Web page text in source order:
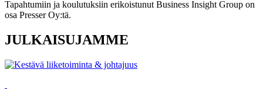
Tapahtumiin ja koulutuksiin erikoistunut Business Insight Group on
osa Presser Oy:tä.
JULKAISUJAMME